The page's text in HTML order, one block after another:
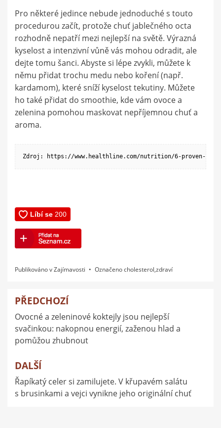
Pro některé jedince nebude jednoduché s touto
procedurou začít, protože chuť jablečného octa
rozhodně nepatří mezi nejlepší na světě. Výrazná
kyselost a intenzivní vůně vás mohou odradit, ale
dejte tomu šanci. Abyste si lépe zvykli, můžete k
němu přidat trochu medu nebo koření (např.
kardamom), které sníží kyselost tekutiny. Můžete
ho také přidat do smoothie, kde vám ovoce a
zelenina pomohou maskovat nepříjemnou chuť a
aroma.
Zdroj: https://www.healthline.com/nutrition/6-proven-
Publikováno vZajímavosti Označenocholesterol,zdraví
Navigace
pro
příspěvek
PŘEDCHOZÍ
Ovocné a zeleninové koktejly jsou nejlepší
svačinkou: nakopnou energií, zaženou hlad a
pomůžou zhubnout
DALŠÍ
Řapíkatý celer si zamilujete. V křupavém salátu
s brusinkami a vejci vynikne jeho originální chuť